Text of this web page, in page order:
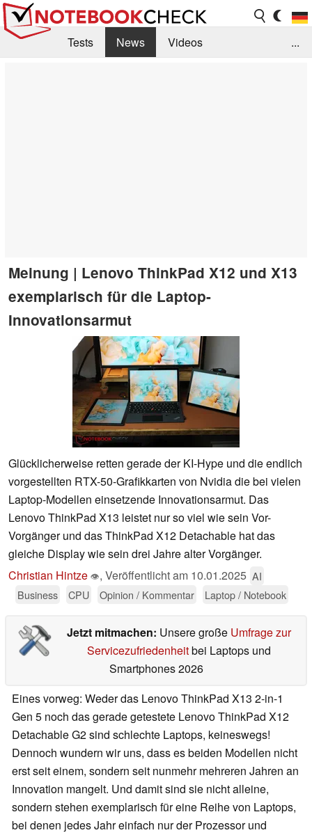
Tests News
Videos
...
Meinung | Lenovo ThinkPad X12 und X13
exemplarisch für die Laptop-
Innovationsarmut
Glücklicherweise retten gerade der KI-Hype und die endlich
vorgestellten RTX-50-Grafikkarten von Nvidia die bei vielen
Laptop-Modellen einsetzende Innovationsarmut. Das
Lenovo ThinkPad X13 leistet nur so viel wie sein Vor-
Vorgänger und das ThinkPad X12 Detachable hat das
gleiche Display wie sein drei Jahre alter Vorgänger.
Christian Hintze 👁, Veröffentlicht am 10.01.2025 AI
Business
CPU Opinion / Kommentar Laptop / Notebook
Jetzt mitmachen: Unsere große Umfrage zur
Servicezufriedenheitbei Laptops und
Smartphones 2026
Eines vorweg: Weder das Lenovo ThinkPad X13 2-in-1
Gen 5 noch das gerade getestete Lenovo ThinkPad X12
Detachable G2 sind schlechte Laptops, keineswegs!
Dennoch wundern wir uns, dass es beiden Modellen nicht
erst seit einem, sondern seit nunmehr mehreren Jahren an
Innovation mangelt. Und damit sind sie nicht alleine,
sondern stehen exemplarisch für eine Reihe von Laptops,
bei denen jedes Jahr einfach nur der Prozessor und